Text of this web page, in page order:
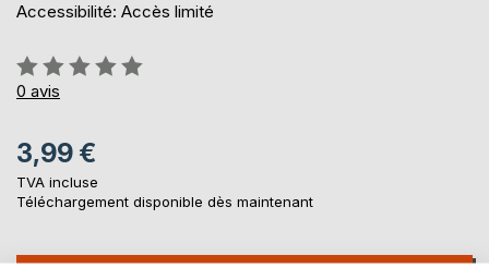
Accessibilité: Accès limité
Évaluation:
0%
0 avis
3,99 €
TVA incluse
Téléchargement disponible dès maintenant